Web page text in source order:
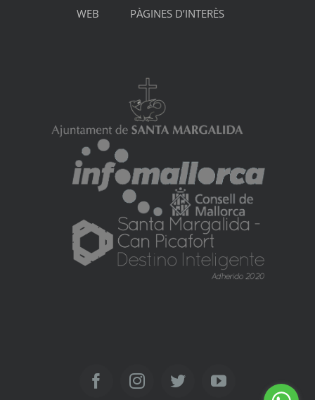
WEB
PÀGINES D’INTERÈS
FacebookInstagramTwitterYouTube